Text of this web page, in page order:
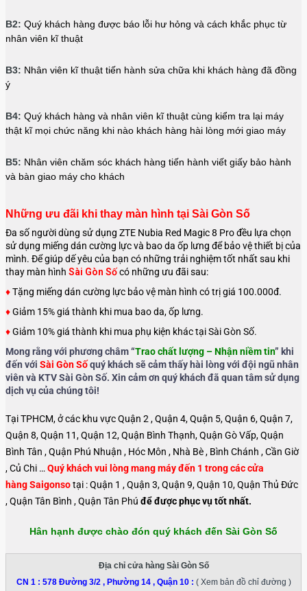
B2: Quý khách hàng được báo lỗi hư hỏng và cách khắc phục từ
nhân viên kĩ thuật
B3: Nhân viên kĩ thuật tiến hành sửa chữa khi khách hàng đã đồng
ý
B4: Quý khách hàng và nhân viên kĩ thuật cùng kiểm tra lại máy
thật kĩ mọi chức năng khi nào khách hàng hài lòng mới giao máy
B5: Nhân viên chăm sóc khách hàng tiến hành viết giấy bảo hành
và bàn giao máy cho khách
Những ưu đãi khi thay màn hình tại Sài Gòn Số
Đa số người dùng sử dụng ZTE Nubia Red Magic 8 Pro đều lựa chọn
sử dụng miếng dán cường lực và bao da ốp lưng để bảo vệ thiết bị của
mình. Để giúp dế yêu của bạn có những trải nghiệm tốt nhất sau khi
thay màn hình Sài Gòn Sốcó những ưu đãi sau:
♦Tặng miếng dán cường lực bảo vệ màn hình có trị giá 100.000đ.
♦Giảm 15% giá thành khi mua bao da, ốp lưng.
♦Giảm 10% giá thành khi mua phụ kiện khác tại Sài Gòn Số.
Mong rằng với phương châm “Trao chất lượng – Nhận niềm tin” khi
đến với Sài Gòn Sốquý khách sẽ cảm thấy hài lòng với đội ngũ nhân
viên và KTV Sài Gòn Số. Xin cảm ơn quý khách đã quan tâm sử dụng
dịch vụ của chúng tôi!
Tại TPHCM, ở các khu vực Quận 2 , Quận 4, Quận 5, Quận 6, Quận 7,
Quận 8, Quận 11, Quận 12, Quận Bình Thạnh, Quận Gò Vấp, Quận
Bình Tân , Quận Phú Nhuận , Hóc Môn , Nhà Bè , Bình Chánh , Cần Giờ
, Củ Chi …Quý khách vui lòng mang máy đến 1 trong các cửa
hàng Saigonsotại : Quận 1 , Quận 3, Quận 9, Quận 10, Quận Thủ Đức
, Quận Tân Bình , Quận Tân Phú để được phục vụ tốt nhất.
Hân hạnh được chào đón quý khách đến Sài Gòn Số
Địa chỉ cửa hàng Sài Gòn Số
CN 1 : 578 Đường 3/2 , Phường 14 , Quận 10: ( Xem bản đồ chỉ đường )